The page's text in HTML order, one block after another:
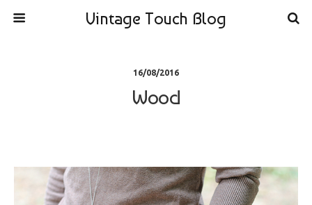
Vintage Touch Blog
16/08/2016
Wood